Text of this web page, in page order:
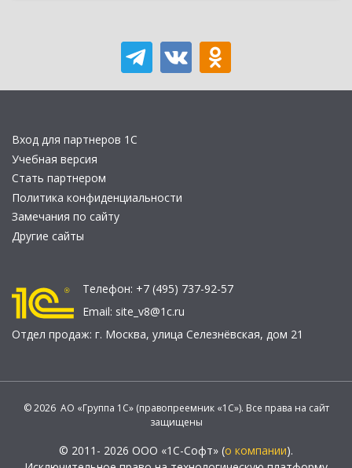
Вход для партнеров 1С
Учебная версия
Стать партнером
Политика конфиденциальности
Замечания по сайту
Другие сайты
Телефон: +7 (495) 737-92-57
Email: site_v8@1c.ru
Отдел продаж: г. Москва, улица Селезнёвская, дом 21
© 2026 АО «Группа 1С» (правопреемник «1С»). Все права на сайт
защищены
© 2011- 2026 ООО «1С-Софт» (о компании).